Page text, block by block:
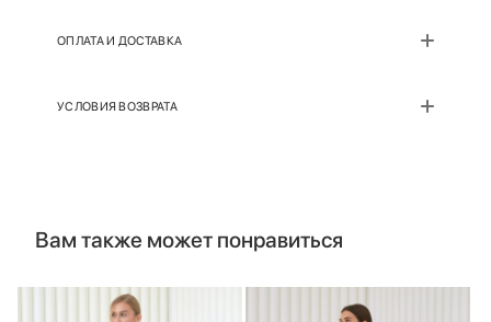
ОПЛАТА И ДОСТАВКА
УСЛОВИЯ ВОЗВРАТА
Вам также может понравиться